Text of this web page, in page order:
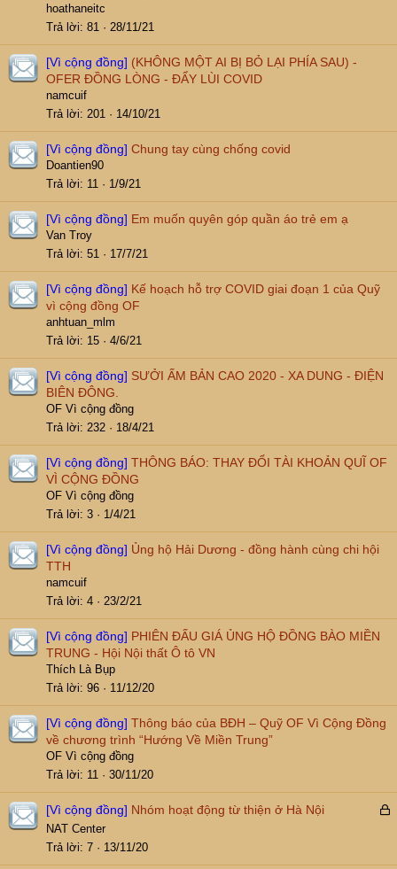
hoathaneitc
Trả lời 81 28/11/21
[Vì cộng đồng] (KHÔNG MỘT AI BỊ BỎ LẠI PHÍA SAU) -
OFER ĐỒNG LÒNG - ĐẨY LÙI COVID
namcuif
Trả lời
201 14/10/21
[Vì cộng đồng] Chung tay cùng chống covid
Doantien90
Trả lời
11 1/9/21
[Vì cộng đồng] Em muốn quyên góp quần áo trẻ em ạ
Van Troy
Trả lời 51 17/7/21
[Vì cộng đồng] Kế hoạch hỗ trợ COVID giai đoạn 1 của Quỹ
vì cộng đồng OF
anhtuan_mlm
Trả lời
15 4/6/21
[Vì cộng đồng] SƯỞI ẤM BẢN CAO 2020 - XA DUNG - ĐIỆN
BIÊN ĐÔNG.
OF Vì cộng đồng
Trả lời
232 18/4/21
[Vì cộng đồng] THÔNG BÁO: THAY ĐỔI TÀI KHOẢN QUĨ OF
VÌ CỘNG ĐỒNG
OF Vì cộng đồng
Trả lời 3 1/4/21
[Vì cộng đồng] Ủng hộ Hải Dương - đồng hành cùng chi hội
TTH
namcuif
Trả lời 4 23/2/21
[Vì cộng đồng] PHIÊN ĐẤU GIÁ ỦNG HỘ ĐỒNG BÀO MIỀN
TRUNG - Hội Nội thất Ô tô VN
Thích Là Bụp
Trả lời 96 11/12/20
[Vì cộng đồng] Thông báo của BĐH – Quỹ OF Vì Cộng Đồng
về chương trình “Hướng Về Miền Trung”
OF Vì cộng đồng
Trả lời
11 30/11/20
Đ
[Vì cộng đồng] Nhóm hoạt động từ thiện ở Hà Nội
NAT Center
Trả lời 7 13/11/20